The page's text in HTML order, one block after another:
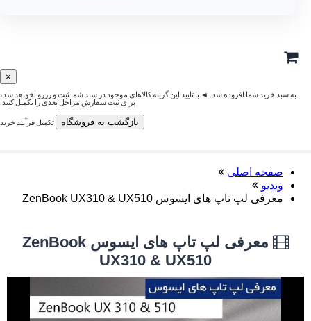
×
به سبد خرید شما افزوده شد. ◄ با تایید این گزینه کالاهای موجود در سبد شما ثبت و رزرو نخواهد شد،
برای ثبت سفارش مراحل بعدی را تکمیل کنید.
بازگشت به فروشگاه تکمیل فرآیند خرید
صفحه اصلی
ویدیو
معرفی لپ تاپ های ایسوس ZenBook UX310 & UX510
معرفی لپ تاپ های ایسوس ZenBook
UX310 & UX510